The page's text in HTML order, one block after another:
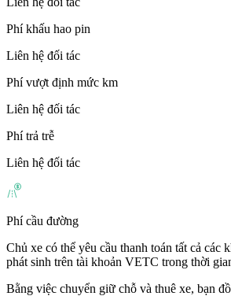
Phí khấu hao pin
Liên hệ đối tác
Phí vượt định mức km
Liên hệ đối tác
Phí trả trễ
Liên hệ đối tác
Phí cầu đường
Chủ xe có thể yêu cầu thanh toán tất cả các
phát sinh trên tài khoản VETC trong thời
Bằng việc chuyển giữ chỗ và thuê xe, bạn